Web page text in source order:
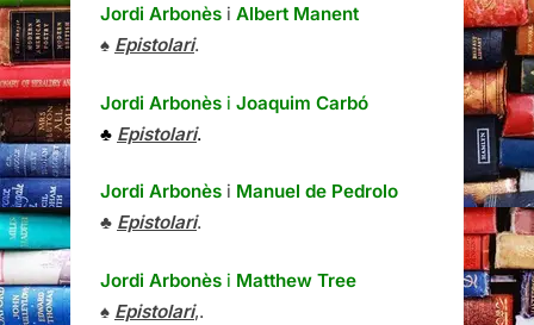
Jordi Arbonès i Albert Manent
♠ Epistolari.
Jordi Arbonès i Joaquim Carbó
♣ Epistolari.
Jordi Arbonès i Manuel de Pedrolo
♣ Epistolari.
Jordi Arbonès i Matthew Tree
♠ Epistolari,.